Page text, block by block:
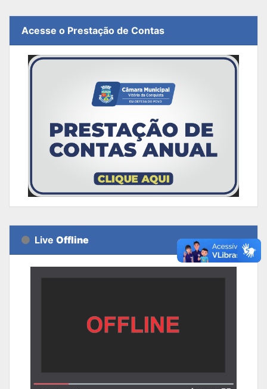
Acesse o Prestação de Contas
Live Offline